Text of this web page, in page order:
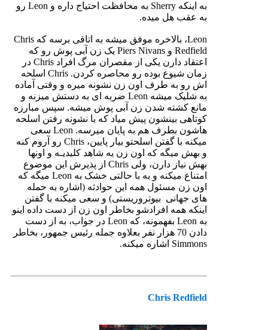
به اینکه Sherry به محافظت احتیاج داره و Leon رو
به عقب هل میده.
Leon، بالاخره موفق میشه به اتاقی برسه که Chris
Redfield و Piers Nivans یک زن آبی پوش رو که
اعتقاد دارن یکی از مقصران مرگ افراد Chris در
زمان شیوع بوده رو محاصره کردن. Chris اسلحه
اش رو به طرف اون زن نشونه میره و وقتی آماده
به شلیک میشه Leon ضربه ای به دستش میزنه و
مانع کشته شدن زن آبی پوش میشه. سپس مبارزه
کوتاهی بینشون پیش میاد که با نشونه رفتن اسلحه
هاشون بطرف هم به پایان میرسه. Leon سعی
میکنه با گفتن اسلحتو بیار پایین، Chris رو آروم کنه
و بهش میگه که اون زن یه شاهد کلیدیـه و اونها
بهش نیاز دارن، ولی Chris از پذیرش این موضوع
امتناع میکنه و به با حالتی خشک به Leon میگه که
اون زن مسئول همه این حوادثه (اشاره به حمله
های جهانی بیوتروریستی) و سعی میکنه با گفتن
اینکه همه افرادشو بخاطر اون زن از دست داده اینو
به Leon بفهمونه، که Leon در جواب، به از دست
دادن 70 هزار نفر بعلاوه جمله رئیس جمهور، بخاطر
Simmons اشاره میکنه.
Chris Redfield